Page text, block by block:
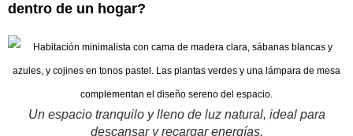
dentro de un hogar?
Un espacio tranquilo y lleno de luz natural, ideal para
descansar y recargar energías.